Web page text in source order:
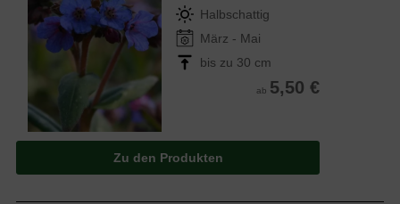
Halbschattig
März - Mai
bis zu 30 cm
ab 5,50 €
Zu den Produkten